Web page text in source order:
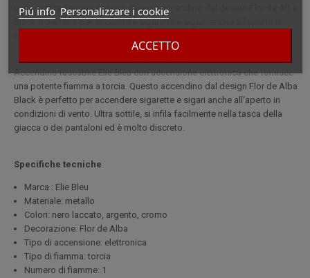
Piú info Personalizzare i cookie
ACCETTO
una potente fiamma a torcia. Questo accendino dal design Flor de Alba
Black è perfetto per accendere sigarette e sigari, anche all'aperto in
Accendino tascabile Elie Bleu con accensione elettronica che fornisce
una potente fiamma a torcia. Questo accendino dal design Flor de Alba
Black è perfetto per accendere sigarette e sigari anche all'aperto in
condizioni di vento. Ultra sottile, si infila facilmente nella tasca della
giacca o dei pantaloni ed è molto discreto.
Specifiche tecniche
Marca : Elie Bleu
Materiale: metallo
Colori: nero laccato, argento, cromo
Decorazione: Flor de Alba
Tipo di accensione: elettronica
Tipo di fiamma: torcia
Numero di fiamme: 1